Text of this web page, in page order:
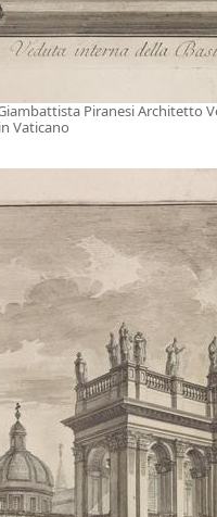
Piranesi Architetto
Vaticano